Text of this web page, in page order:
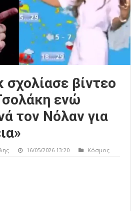
βίντεο
ενώ
τον Νόλαν για
16/05/2026 13:20 Κόσμος